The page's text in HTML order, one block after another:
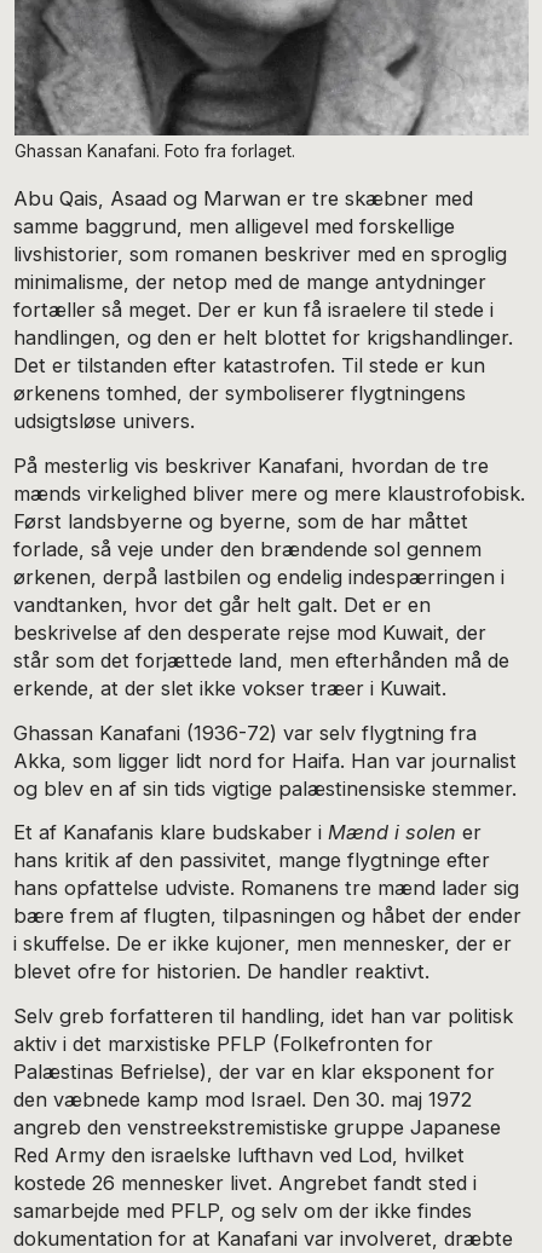
Ghassan Kanafani. Foto fra forlaget.
Abu Qais, Asaad og Marwan er tre skæbner med
samme baggrund, men alligevel med forskellige
livshistorier, som romanen beskriver med en sproglig
minimalisme, der netop med de mange antydninger
fortæller så meget. Der er kun få israelere til stede i
handlingen, og den er helt blottet for krigshandlinger.
Det er tilstanden efter katastrofen. Til stede er kun
ørkenens tomhed, der symboliserer flygtningens
udsigtsløse univers.
På mesterlig vis beskriver Kanafani, hvordan de tre
mænds virkelighed bliver mere og mere klaustrofobisk.
Først landsbyerne og byerne, som de har måttet
forlade, så veje under den brændende sol gennem
ørkenen, derpå lastbilen og endelig indespærringen i
vandtanken, hvor det går helt galt. Det er en
beskrivelse af den desperate rejse mod Kuwait, der
står som det forjættede land, men efterhånden må de
erkende, at der slet ikke vokser træer i Kuwait.
Ghassan Kanafani (1936-72) var selv flygtning fra
Akka, som ligger lidt nord for Haifa. Han var journalist
og blev en af sin tids vigtige palæstinensiske stemmer.
Et af Kanafanis klare budskaber iMænd i solen er
hans kritik af den passivitet, mange flygtninge efter
hans opfattelse udviste. Romanens tre mænd lader sig
bære frem af flugten, tilpasningen og håbet der ender
i skuffelse. De er ikke kujoner, men mennesker, der er
blevet ofre for historien. De handler reaktivt.
Selv greb forfatteren til handling, idet han var politisk
aktiv i det marxistiske PFLP (Folkefronten for
Palæstinas Befrielse), der var en klar eksponent for
den væbnede kamp mod Israel. Den 30. maj 1972
angreb den venstreekstremistiske gruppe Japanese
Red Army den israelske lufthavn ved Lod, hvilket
kostede 26 mennesker livet. Angrebet fandt sted i
samarbejde med PFLP, og selv om der ikke findes
dokumentation for at Kanafani var involveret, dræbte